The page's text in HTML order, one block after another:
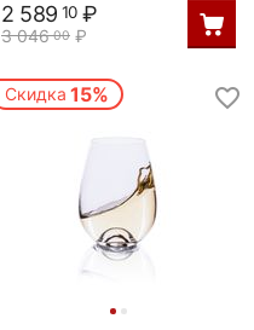
3 046 00 ₽
2 589 10 ₽
Скидка 15%